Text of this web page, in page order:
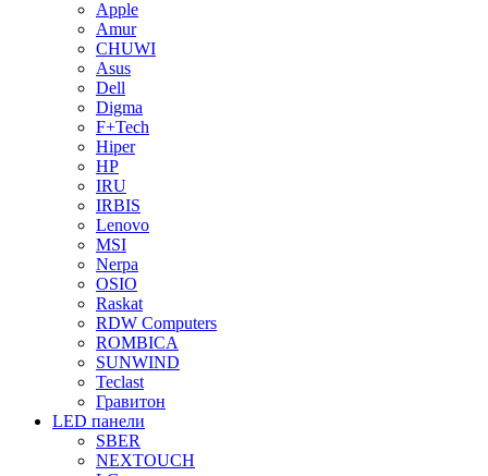
Apple
Amur
CHUWI
Asus
Dell
Digma
F+Tech
Hiper
HP
IRU
IRBIS
Lenovo
MSI
Nerpa
OSIO
Raskat
RDW Computers
ROMBICA
SUNWIND
Teclast
Гравитон
LED панели
SBER
NEXTOUCH